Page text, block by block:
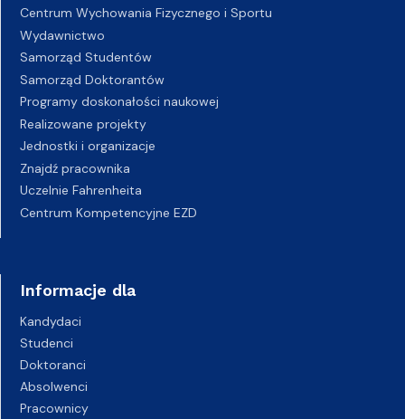
Centrum Wychowania Fizycznego i Sportu
Wydawnictwo
Samorząd Studentów
Samorząd Doktorantów
Programy doskonałości naukowej
Realizowane projekty
Jednostki i organizacje
Znajdź pracownika
Uczelnie Fahrenheita
Centrum Kompetencyjne EZD
Informacje dla
Kandydaci
Studenci
Doktoranci
Absolwenci
Pracownicy